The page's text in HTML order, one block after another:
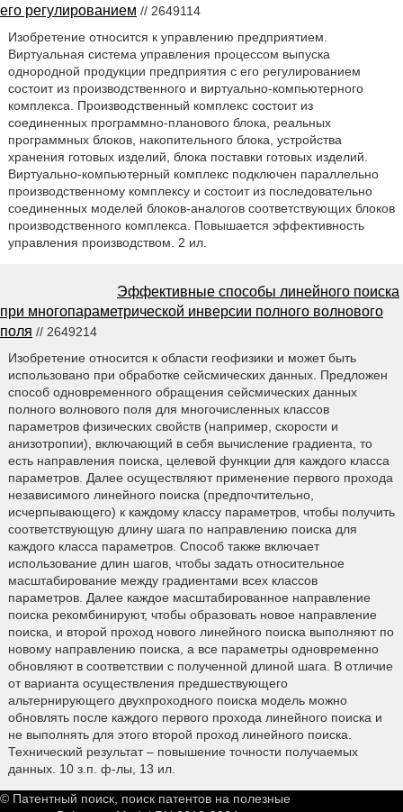
его регулированием // 2649114
Изобретение относится к управлению предприятием.
Виртуальная система управления процессом выпуска
однородной продукции предприятия с его регулированием
состоит из производственного и виртуально-компьютерного
комплекса. Производственный комплекс состоит из
соединенных программно-планового блока, реальных
программных блоков, накопительного блока, устройства
хранения готовых изделий, блока поставки готовых изделий.
Виртуально-компьютерный комплекс подключен параллельно
производственному комплексу и состоит из последовательно
соединенных моделей блоков-аналогов соответствующих блоков
производственного комплекса. Повышается эффективность
управления производством. 2 ил.
Эффективные способы линейного поиска
при многопараметрической инверсии полного волнового
поля // 2649214
Изобретение относится к области геофизики и может быть
использовано при обработке сейсмических данных. Предложен
способ одновременного обращения сейсмических данных
полного волнового поля для многочисленных классов
параметров физических свойств (например, скорости и
анизотропии), включающий в себя вычисление градиента, то
есть направления поиска, целевой функции для каждого класса
параметров. Далее осуществляют применение первого прохода
независимого линейного поиска (предпочтительно,
исчерпывающего) к каждому классу параметров, чтобы получить
соответствующую длину шага по направлению поиска для
каждого класса параметров. Способ также включает
использование длин шагов, чтобы задать относительное
масштабирование между градиентами всех классов
параметров. Далее каждое масштабированное направление
поиска рекомбинируют, чтобы образовать новое направление
поиска, и второй проход нового линейного поиска выполняют по
новому направлению поиска, а все параметры одновременно
обновляют в соответствии с полученной длиной шага. В отличие
от варианта осуществления предшествующего
альтернирующего двухпроходного поиска модель можно
обновлять после каждого первого прохода линейного поиска и
не выполнять для этого второй проход линейного поиска.
Технический результат – повышение точности получаемых
данных. 10 з.п. ф-лы, 13 ил.
© Патентный поиск, поиск патентов на полезные